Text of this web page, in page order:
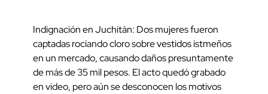
Indignación en Juchitán: Dos mujeres fueron
captadas rociando cloro sobre vestidos istmeños
en un mercado, causando daños presuntamente
de más de 35 mil pesos. El acto quedó grabado
en video, pero aún se desconocen los motivos